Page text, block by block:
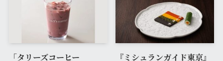
「タリーズコーヒー
『ミシュランガイド東京』